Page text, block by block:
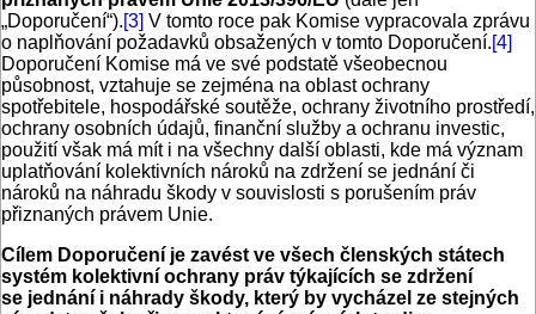
„Doporučení“).[3] V tomto roce pak Komise vypracovala zprávu
o naplňování požadavků obsažených v tomto Doporučení.[4]
Doporučení Komise má ve své podstatě všeobecnou
působnost, vztahuje se zejména na oblast ochrany
spotřebitele, hospodářské soutěže, ochrany životního prostředí,
ochrany osobních údajů, finanční služby a ochranu investic,
použití však má mít i na všechny další oblasti, kde má význam
uplatňování kolektivních nároků na zdržení se jednání či
nároků na náhradu škody v souvislosti s porušením práv
přiznaných právem Unie.
Cílem Doporučení je zavést ve všech členských státech
systém kolektivní ochrany práv týkajících se zdržení
se jednání i náhrady škody, který by vycházel ze stejných